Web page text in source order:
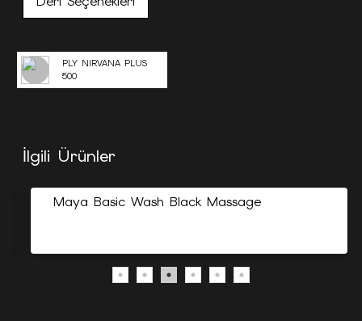
PLY NIRVANA PLUS
500
İlgili Ürünler
Maya Basic Wash Black Massage